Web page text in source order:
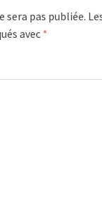
sera pas publiée.
avec *